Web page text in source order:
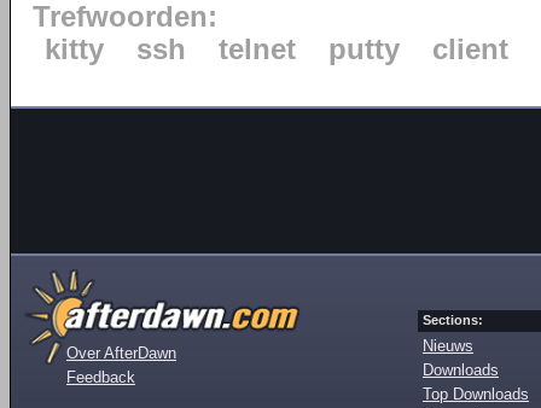
Trefwoorden:
kitty
ssh telnet putty client
Over AfterDawn
Feedback
Sections:
Nieuws
Downloads
Top Downloads